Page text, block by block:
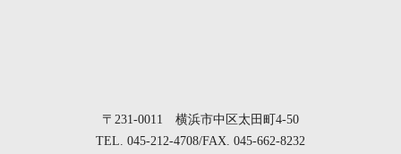
〒231-0011 横浜市中区太田町4-50
TEL. 045-212-4708/FAX. 045-662-8232